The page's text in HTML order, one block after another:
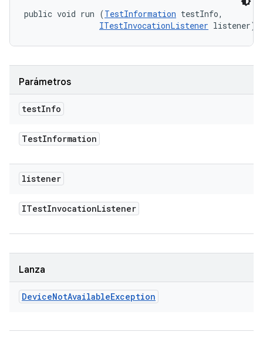
public void run (TestInformation testInfo,
ITestInvocationListener listener)
Parámetros
testInfo
TestInformation
listener
ITestInvocationListener
Lanza
DeviceNotAvailableException